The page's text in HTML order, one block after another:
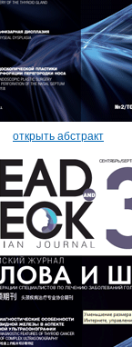
открыть абстракт